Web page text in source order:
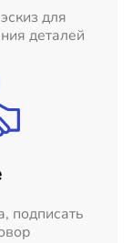
для
деталей
подписать